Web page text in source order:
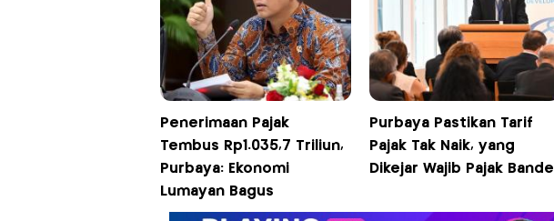
Penerimaan Pajak
Tembus Rp1.035,7 Triliun,
Purbaya: Ekonomi
Lumayan Bagus
Purbaya Pastikan Tarif
Pajak Tak Naik, yang
Dikejar Wajib Pajak Bandel